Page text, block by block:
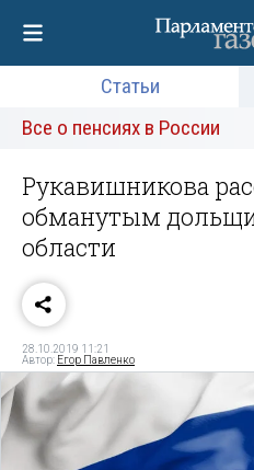
Статьи
Все о пенсиях в России
Рукавишникова
обманутым
области
28.10.2019 11:21
Автор: Егор Павленко